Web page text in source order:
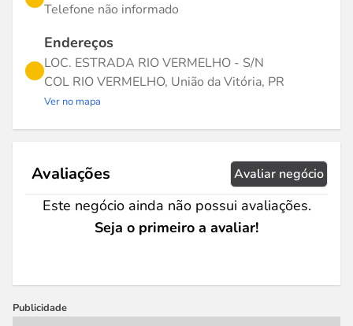
Telefone não informado
Endereços
LOC. ESTRADA RIO VERMELHO - S/N
COL RIO VERMELHO, União da Vitória, PR
Ver no mapa
Avaliações Avaliar negócio
Este negócio ainda não possui avaliações.
Seja o primeiro a avaliar!
Publicidade